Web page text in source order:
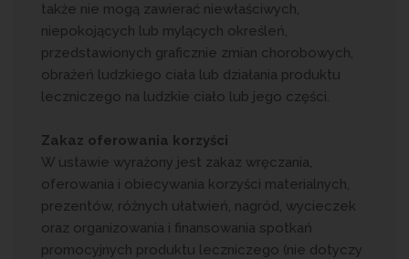
także nie mogą zawierać niewłaściwych,
niepokojących lub mylących określeń,
przedstawionych graficznie zmian chorobowych,
obrażeń ludzkiego ciała lub działania produktu
leczniczego na ludzkie ciało lub jego części.
Zakaz oferowania korzyści
W ustawie wyrażony jest zakaz wręczania,
oferowania i obiecywania korzyści materialnych,
prezentów, różnych ułatwień, nagród, wycieczek
oraz organizowania i finansowania spotkań
promocyjnych produktu leczniczego (nie dotyczy